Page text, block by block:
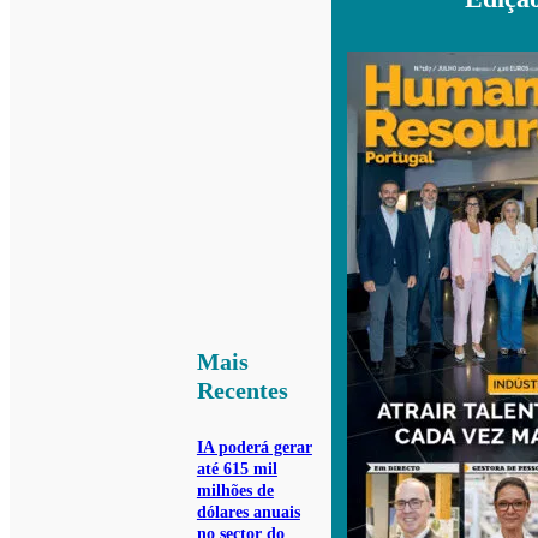
Mais
Recentes
IA poderá gerar
até 615 mil
milhões de
dólares anuais
no sector do